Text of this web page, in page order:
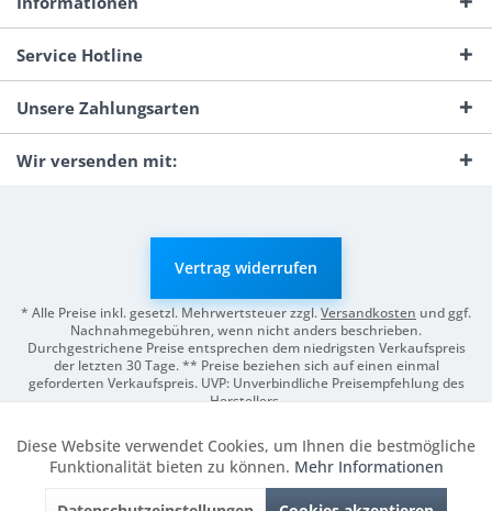
Service Hotline
Unsere Zahlungsarten
Wir versenden mit:
Vertrag widerrufen
* Alle Preise inkl. gesetzl. Mehrwertsteuer zzgl.Versandkosten und ggf.
Nachnahmegebühren, wenn nicht anders beschrieben.
Durchgestrichene Preise entsprechen dem niedrigsten Verkaufspreis
der letzten 30 Tage. ** Preise beziehen sich auf einen einmal
geforderten Verkaufspreis. UVP: Unverbindliche Preisempfehlung des
Herstellers.
Funktionale Aktiv
Diese Website verwendet Cookies, um Ihnen die bestmögliche
Funktionalität bieten zu können. Mehr Informationen